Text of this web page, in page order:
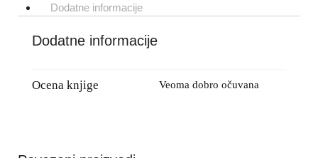
Dodatne informacije
Dodatne informacije
Ocena knjige Veoma dobro očuvana